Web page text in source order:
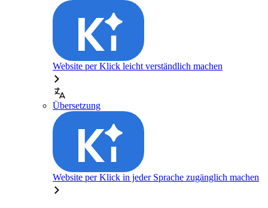
Website per Klick leicht verständlich machen
Übersetzung
Website per Klick in jeder Sprache zugänglich machen